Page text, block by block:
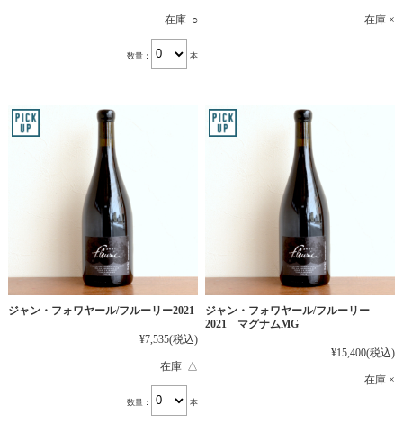
在庫 ○
数量： 本
在庫 ×
ジャン・フォワヤール/フルーリー2021
¥7,535(税込)
在庫 △
数量： 本
ジャン・フォワヤール/フルーリー
2021 マグナムMG
¥15,400(税込)
在庫 ×